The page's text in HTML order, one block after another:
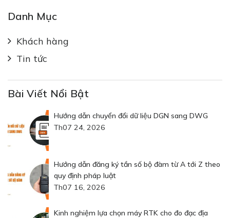
Danh Mục
Khách hàng
Tin tức
Bài Viết Nổi Bật
Hướng dẫn chuyển đổi dữ liệu DGN sang DWG
Th07 24, 2026
Hướng dẫn đăng ký tần số bộ đàm từ A tới Z theo
quy định pháp luật
Th07 16, 2026
Kinh nghiệm lựa chọn máy RTK cho đo đạc địa